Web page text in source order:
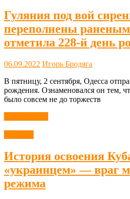
Гуляния под вой
переполнены
отметила 228-й день
06.09.2022 Игорь Бродяга
В пятницу, 2 сентября, Одесса
рождения. Ознаменовался он тем,
было совсем не до торжеств
История освоения
«украинцем» — враг
режима